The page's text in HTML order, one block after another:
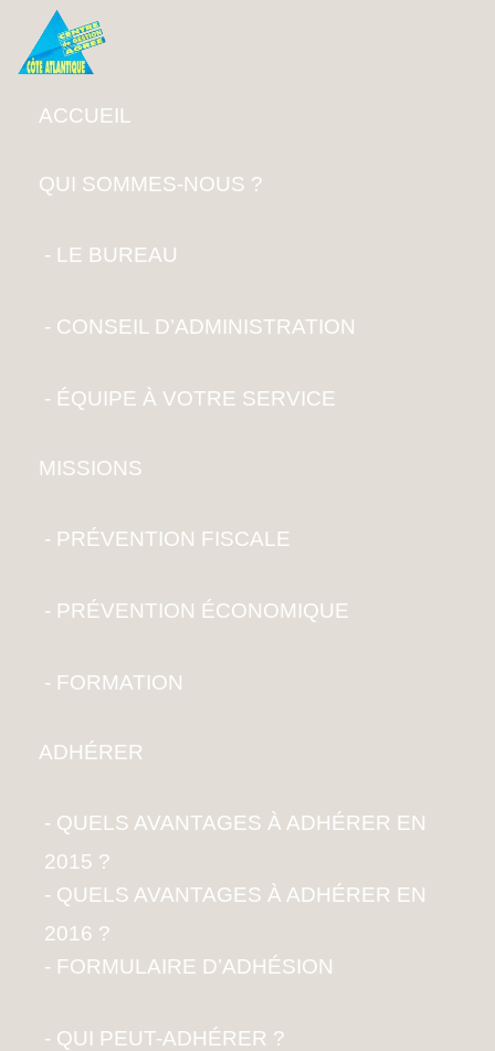
ACCUEIL
QUI SOMMES-NOUS ?
LE BUREAU
CONSEIL D’ADMINISTRATION
ÉQUIPE À VOTRE SERVICE
MISSIONS
PRÉVENTION FISCALE
PRÉVENTION ÉCONOMIQUE
FORMATION
ADHÉRER
QUELS AVANTAGES À ADHÉRER EN
2015 ?
QUELS AVANTAGES À ADHÉRER EN
2016 ?
FORMULAIRE D’ADHÉSION
QUI PEUT-ADHÉRER ?